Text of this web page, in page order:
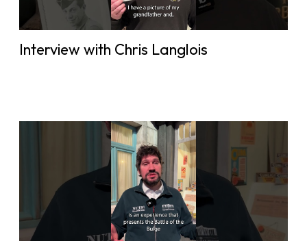
Interview with Chris Langlois